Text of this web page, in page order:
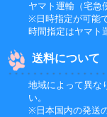
ヤマト運輸（宅急
※日時指定が可能
時間指定はヤマト
送料について
地域によって異な
い。
※日本国内の発送